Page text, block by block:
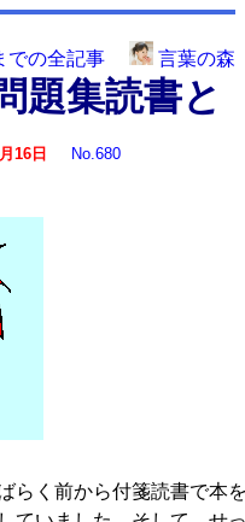
での全記事 言葉の森
題集読書と
16日 No.680
らく前から付箋読書で本